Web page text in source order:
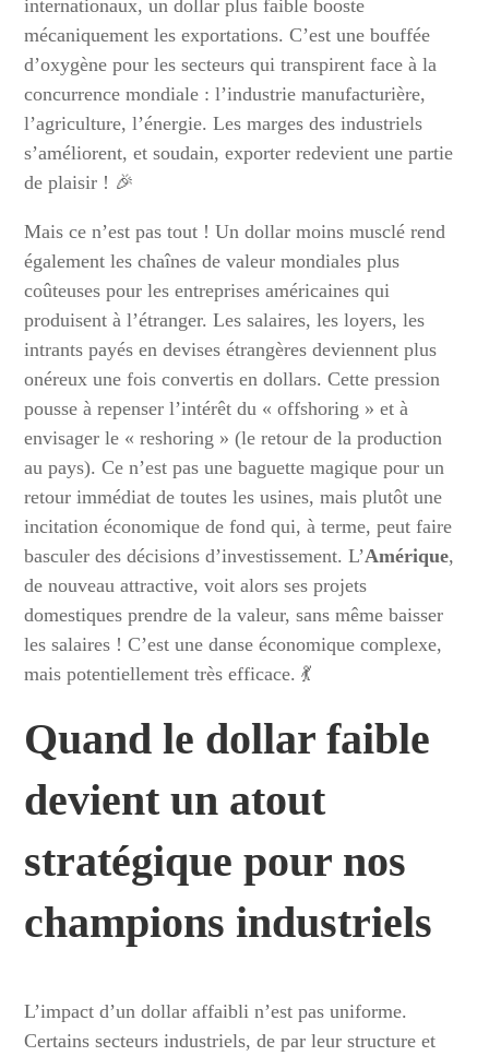
internationaux, un dollar plus faible booste
mécaniquement les exportations. C’est une bouffée
d’oxygène pour les secteurs qui transpirent face à la
concurrence mondiale : l’industrie manufacturière,
l’agriculture, l’énergie. Les marges des industriels
s’améliorent, et soudain, exporter redevient une partie
de plaisir ! 🎉
Mais ce n’est pas tout ! Un dollar moins musclé rend
également les chaînes de valeur mondiales plus
coûteuses pour les entreprises américaines qui
produisent à l’étranger. Les salaires, les loyers, les
intrants payés en devises étrangères deviennent plus
onéreux une fois convertis en dollars. Cette pression
pousse à repenser l’intérêt du « offshoring » et à
envisager le « reshoring » (le retour de la production
au pays). Ce n’est pas une baguette magique pour un
retour immédiat de toutes les usines, mais plutôt une
incitation économique de fond qui, à terme, peut faire
basculer des décisions d’investissement. L’Amérique,
de nouveau attractive, voit alors ses projets
domestiques prendre de la valeur, sans même baisser
les salaires ! C’est une danse économique complexe,
mais potentiellement très efficace. 💃
Quand le dollar faible
devient un atout
stratégique pour nos
champions industriels
L’impact d’un dollar affaibli n’est pas uniforme.
Certains secteurs industriels, de par leur structure et